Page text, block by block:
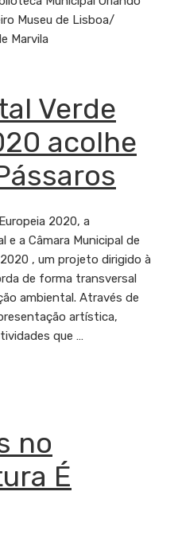
Museu de Lisboa/
Marvila
Verde
acolhe
2020, a
e a Câmara Municipal de
, um projeto dirigido à
de forma transversal
ambiental. Através de
artística,
que …
no
É